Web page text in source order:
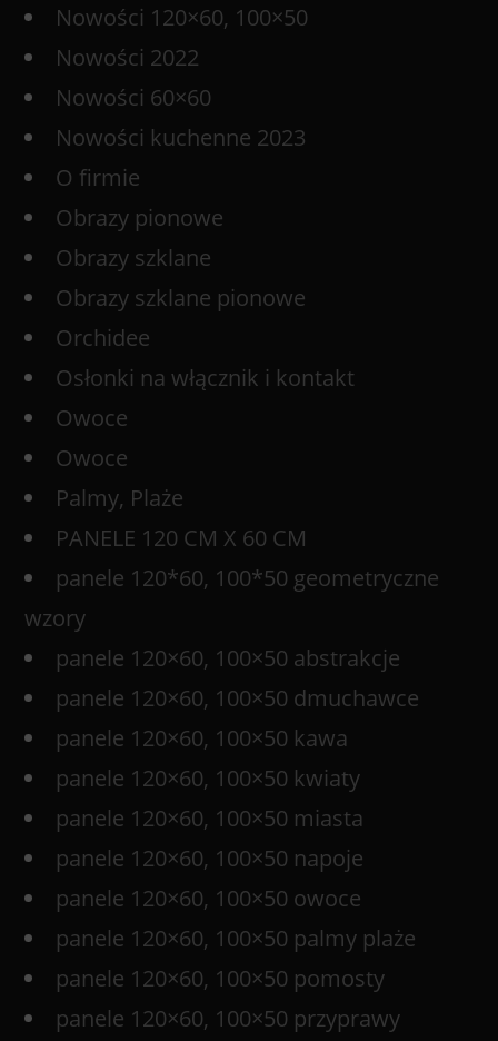
Nowości 120×60, 100×50
Nowości 2022
Nowości 60×60
Nowości kuchenne 2023
O firmie
Obrazy pionowe
Obrazy szklane
Obrazy szklane pionowe
Orchidee
Osłonki na włącznik i kontakt
Owoce
Owoce
Palmy, Plaże
PANELE 120 CM X 60 CM
panele 120*60, 100*50 geometryczne
wzory
panele 120×60, 100×50 abstrakcje
panele 120×60, 100×50 dmuchawce
panele 120×60, 100×50 kawa
panele 120×60, 100×50 kwiaty
panele 120×60, 100×50 miasta
panele 120×60, 100×50 napoje
panele 120×60, 100×50 owoce
panele 120×60, 100×50 palmy plaże
panele 120×60, 100×50 pomosty
panele 120×60, 100×50 przyprawy